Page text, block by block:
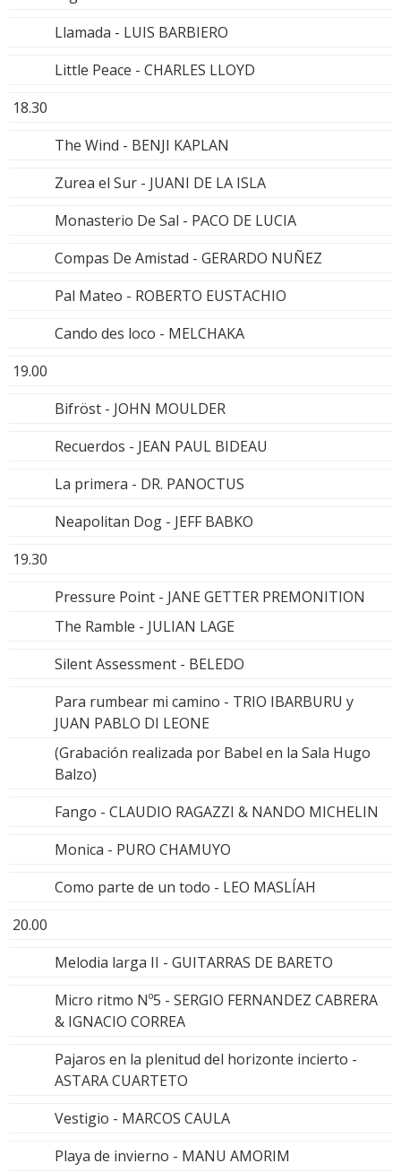
Llamada - LUIS BARBIERO
Little Peace - CHARLES LLOYD
18.30
The Wind - BENJI KAPLAN
Zurea el Sur - JUANI DE LA ISLA
Monasterio De Sal - PACO DE LUCIA
Compas De Amistad - GERARDO NUÑEZ
Pal Mateo - ROBERTO EUSTACHIO
Cando des loco - MELCHAKA
19.00
Bifröst - JOHN MOULDER
Recuerdos - JEAN PAUL BIDEAU
La primera - DR. PANOCTUS
Neapolitan Dog - JEFF BABKO
19.30
Pressure Point - JANE GETTER PREMONITION
The Ramble - JULIAN LAGE
Silent Assessment - BELEDO
Para rumbear mi camino - TRIO IBARBURU y
JUAN PABLO DI LEONE
(Grabación realizada por Babel en la Sala Hugo
Balzo)
Fango - CLAUDIO RAGAZZI & NANDO MICHELIN
Monica - PURO CHAMUYO
Como parte de un todo - LEO MASLÍAH
20.00
Melodia larga II - GUITARRAS DE BARETO
Micro ritmo Nº5 - SERGIO FERNANDEZ CABRERA
& IGNACIO CORREA
Pajaros en la plenitud del horizonte incierto -
ASTARA CUARTETO
Vestigio - MARCOS CAULA
Playa de invierno - MANU AMORIM